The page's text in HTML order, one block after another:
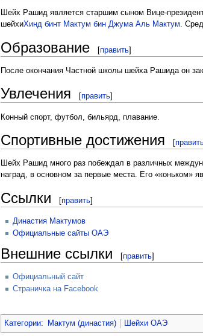
Шейх Рашид является старшим сыном Вице-
шейхиХинд бинт Мактум бин Джума Аль Мактум.
Образование [править]
После окончания Частной школы шейха Рашида он
Увлечения [править]
Конный спорт, футбол, бильярд, плавание.
Спортивные достижения [
Шейх Рашид много раз побеждал в различных
наград, в основном за первые места. Его «коньком»
Ссылки [править]
Династия Мактумов
Официальные сайты ОАЭ
Внешние ссылки [править]
Официальный сайт
Страничка на Facebook
Категории: Мактум (династия) Шейхи ОАЭ